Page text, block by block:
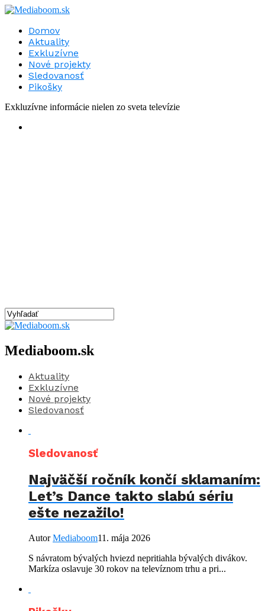
Domov
Aktuality
Exkluzívne
Nové projekty
Sledovanosť
Pikošky
Exkluzívne informácie nielen zo sveta televízie
Mediaboom.sk
Aktuality
Exkluzívne
Nové projekty
Sledovanosť
Sledovanosť
Najväčší ročník končí sklamaním:
Let’s Dance takto slabú sériu
ešte nezažilo!
AutorMediaboom11. mája 2026
S návratom bývalých hviezd nepritiahla bývalých divákov.
Markíza oslavuje 30 rokov na televíznom trhu a pri...